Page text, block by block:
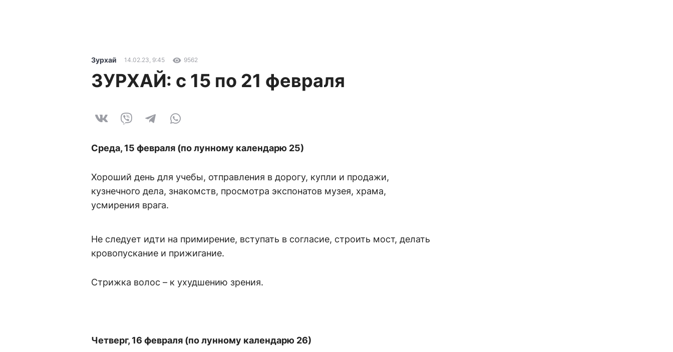
Зурхай 14.02.23, 9:45 9562
ЗУРХАЙ: с 15 по 21 февраля
Среда, 15 февраля (по лунному календарю 25)
Хороший день для учебы, отправления в дорогу, купли и продажи,
кузнечного дела, знакомств, просмотра экспонатов музея, храма,
усмирения врага.
Не следует идти на примирение, вступать в согласие, строить мост, делать
кровопускание и прижигание.
Стрижка волос – к ухудшению зрения.
Четверг, 16 февраля (по лунному календарю 26)